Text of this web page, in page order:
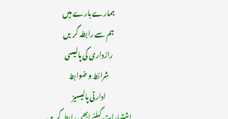
ہمارے بارے میں
ہم سے رابطہ کریں
رازداری کی پالیسی
شرائط و ضوابط
ادارتی پالیسیز